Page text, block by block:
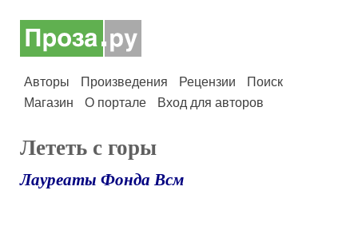
Авторы Произведения Рецензии
Поиск
Магазин
О портале Вход для авторов
Лететь с горы
Лауреаты Фонда Всм